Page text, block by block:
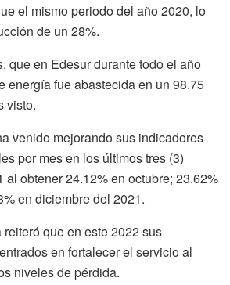
el mismo periodo del año 2020, lo
de un 28%.
que en Edesur durante todo el año
energía fue abastecida en un 98.75
visto.
venido mejorando sus indicadores
por mes en los últimos tres (3)
al obtener 24.12% en octubre; 23.62%
en diciembre del 2021.
que en este 2022 sus
en fortalecer el servicio al
niveles de pérdida.